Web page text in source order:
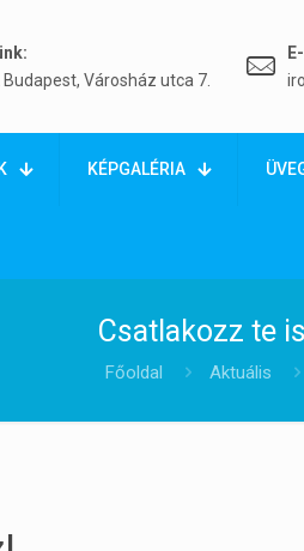
Budapest, Városház utca 7.
KÉPGALÉRIA
Csatlakozz te
Főoldal Aktuális